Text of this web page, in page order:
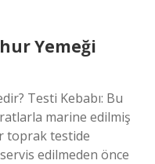
Yemeği
Testi Kebabı: Bu
marine edilmiş
toprak testide
edilmeden önce